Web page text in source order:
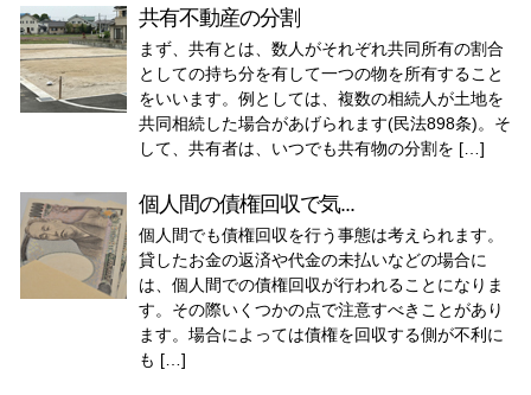
共有不動産の分割
まず、共有とは、数人がそれぞれ共同所有の割合
としての持ち分を有して一つの物を所有すること
をいいます。例としては、複数の相続人が土地を
共同相続した場合があげられます(民法898条)。そ
して、共有者は、いつでも共有物の分割を […]
個人間の債権回収で気...
個人間でも債権回収を行う事態は考えられます。
貸したお金の返済や代金の未払いなどの場合に
は、個人間での債権回収が行われることになりま
す。その際いくつかの点で注意すべきことがあり
ます。場合によっては債権を回収する側が不利に
も […]